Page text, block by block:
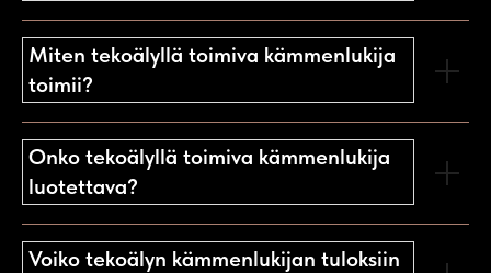
Miten tekoälyllä toimiva kämmenlukija
toimii?
Onko tekoälyllä toimiva kämmenlukija
luotettava?
Voiko tekoälyn kämmenlukijan tuloksiin